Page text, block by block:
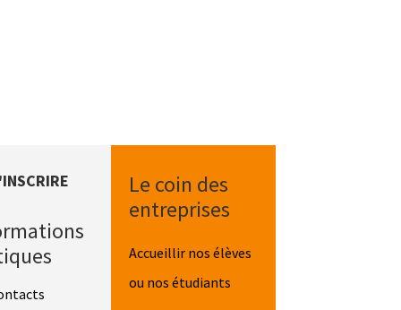
Le coin des
entreprises
Accueillir nos élèves
ou nos étudiants